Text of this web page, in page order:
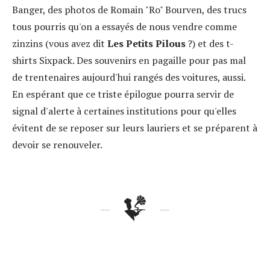
Banger, des photos de Romain "Ro" Bourven, des trucs
tous pourris qu'on a essayés de nous vendre comme
zinzins (vous avez dit Les Petits Pilous ?) et des t-
shirts Sixpack. Des souvenirs en pagaille pour pas mal
de trentenaires aujourd'hui rangés des voitures, aussi.
En espérant que ce triste épilogue pourra servir de
signal d'alerte à certaines institutions pour qu'elles
évitent de se reposer sur leurs lauriers et se préparent à
devoir se renouveler.